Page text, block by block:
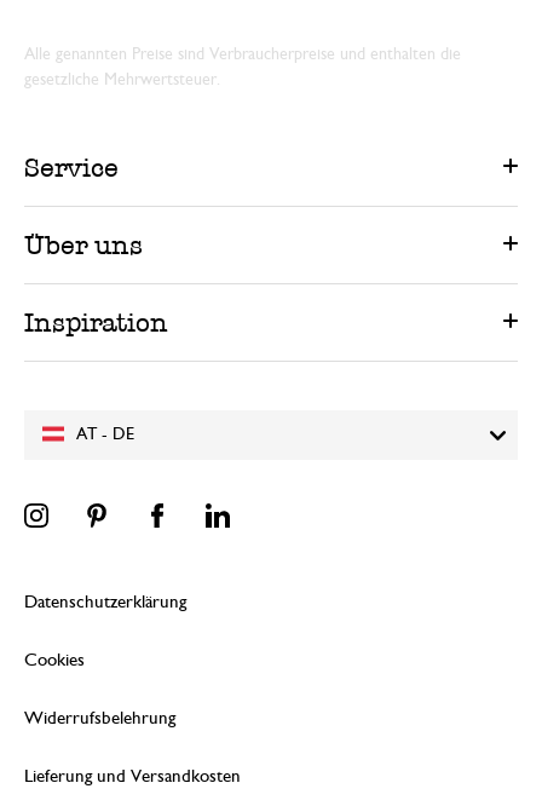
AT - DE
Alle genannten Preise sind Verbraucherpreise und enthalten die
gesetzliche Mehrwertsteuer.
Service
Über uns
Inspiration
Datenschutzerklärung
Cookies
Widerrufsbelehrung
Lieferung und Versandkosten